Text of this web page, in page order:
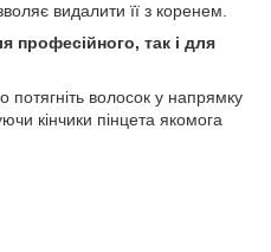
видалити її з коренем.
професійного, так і для
потягніть волосок у напрямку
кінчики пінцета якомога